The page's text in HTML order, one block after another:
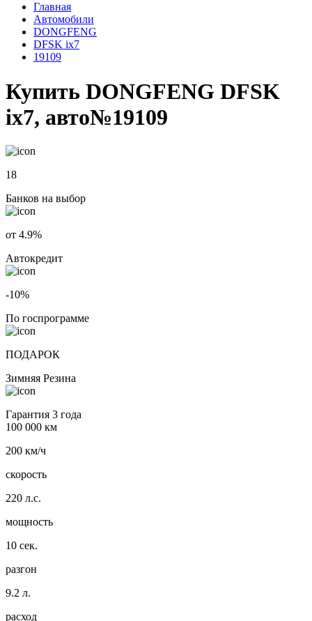
Главная
Автомобили
DONGFENG
DFSK ix7
19109
Купить DONGFENG DFSK
ix7, авто№19109
18
Банков на выбор
от 4.9%
Автокредит
-10%
По госпрограмме
ПОДАРОК
Зимняя Резина
Гарантия 3 года
100 000 км
200 км/ч
скорость
220 л.с.
мощность
10 сек.
разгон
9.2 л.
расход